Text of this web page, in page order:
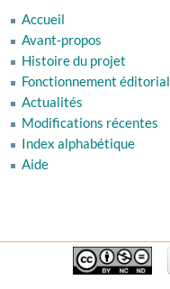
Accueil
Avant-propos
Histoire du projet
Fonctionnement éditorial
Actualités
Modifications récentes
Index alphabétique
Aide